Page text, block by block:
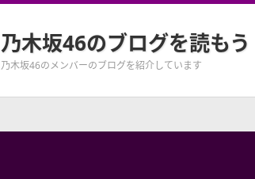
乃木坂46のブログを読もう
乃木坂46のメンバーのブログを紹介しています